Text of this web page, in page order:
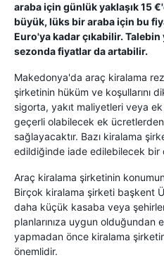
araba için günlük yaklaşık 15
büyük, lüks bir araba için bu
Euro'ya kadar çıkabilir.
sezonda fiyatlar da artabilir.
Makedonya'da araç kiralama
şirketinin hüküm ve koşullarını
sigorta, yakıt maliyetleri veya
geçerli olabilecek ek ücretlerden
sağlayacaktır. Bazı kiralama
edildiğinde iade edilebilecek bir
Araç kiralama şirketinin
Birçok kiralama şirketi başkent
daha küçük kasaba veya
planlarınıza uygun olduğundan
yapmadan önce kiralama
önemlidir.